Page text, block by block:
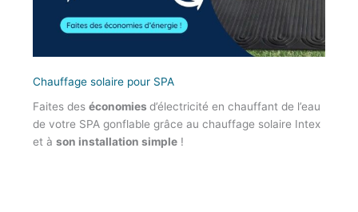
Chauffage solaire pour SPA
Faites des économies d’électricité en chauffant de l’eau
de votre SPA gonflable grâce au chauffage solaire Intex
et à son installation simple!